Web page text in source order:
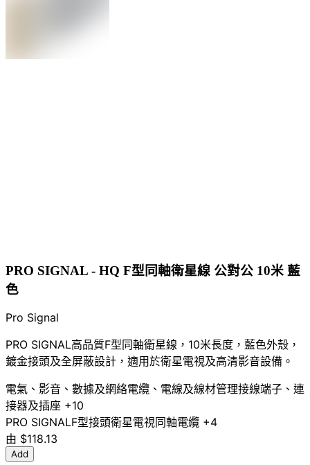
PRO SIGNAL - HQ F型同軸衛星線 公對公 10米 藍
色
Pro Signal
PRO SIGNAL高品質F型同軸衛星線，10米長度，藍色外殼，
鍍金接頭及全屏蔽設計，適用於衛星電視及高清影音設備。
電氣、影音、數據及網絡電纜、電線及線材管理接線端子、連
接器及插座 +10
PRO SIGNALF型接頭衛星電視同軸電纜 +4
由 $118.13
Add